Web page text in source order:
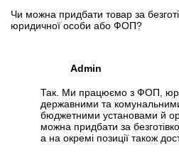
Чи можна придбати товар за
юридичної особи або ФОП?
Admin
Так. Ми працюємо з ФОП,
державними та
бюджетними установами й
можна придбати за
а на окремі позиції також